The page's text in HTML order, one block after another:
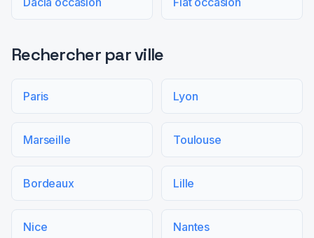
Rechercher par ville
Paris Lyon
Marseille Toulouse
Bordeaux Lille
Nice Nantes